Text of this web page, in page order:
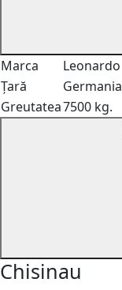
Marca
Leonardo
Țară
Germania
Greutatea7500 kg.
Chisinau